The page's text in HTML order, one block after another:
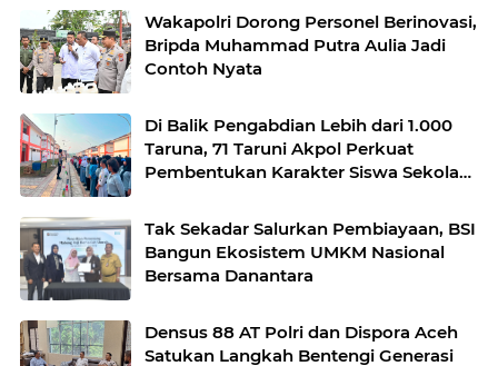
Wakapolri Dorong Personel Berinovasi,
Bripda Muhammad Putra Aulia Jadi
Contoh Nyata
Di Balik Pengabdian Lebih dari 1.000
Taruna, 71 Taruni Akpol Perkuat
Pembentukan Karakter Siswa Sekolah
Tak Sekadar Salurkan Pembiayaan, BSI
Bangun Ekosistem UMKM Nasional
Bersama Danantara
Densus 88 AT Polri dan Dispora Aceh
Satukan Langkah Bentengi Generasi